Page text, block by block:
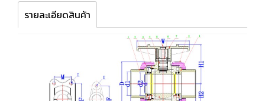
รายละเอียดสินค้า